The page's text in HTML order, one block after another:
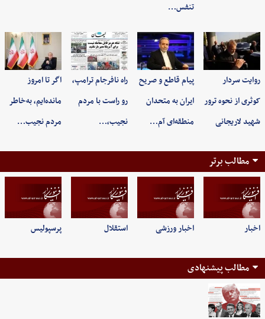
تنفس…
روایت سردار
کوثری از نحوه ترور
شهید لاریجانی
پیام قاطع و صریح
ایران به متحدان
منطقه‌ای آم…
راه نافرجام ترامپ،
رو راست با مردم
نجیب،…
اگر تا امروز
مانده‌ایم، به‌خاطر
مردم نجیب…
مطالب برتر
اخبار اخبار ورزشی استقلال پرسپولیس
مطالب پیشنهادی